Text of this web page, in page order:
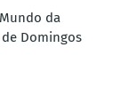
da
Domingos